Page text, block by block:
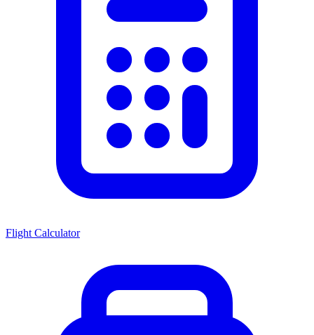
Flight Calculator